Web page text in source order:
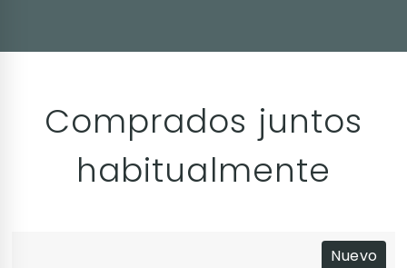
Comprados juntos
habitualmente
Nuevo